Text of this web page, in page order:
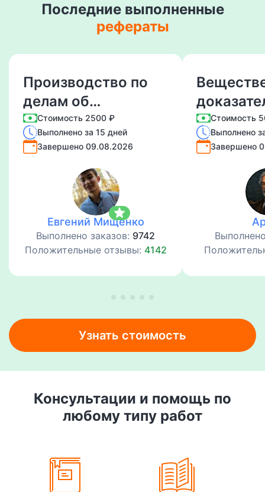
Последние выполненные
рефераты
Производство по
делам об
административных
правонарушениях:
понятие, стадии,
особенности.
Стоимость 2500 ₽
Выполнено за 15 дней
Завершено 09.08.2026
star
Евгений Мищенко
Выполнено заказов: 9742
Положительные отзывы: 4142
понятие,
порядок
Стоимость
Выполнено
Завершено
Узнать стоимость
Консультации и помощь по
любому типу работ